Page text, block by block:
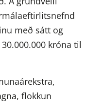
með sátt og
króna til
flokkun